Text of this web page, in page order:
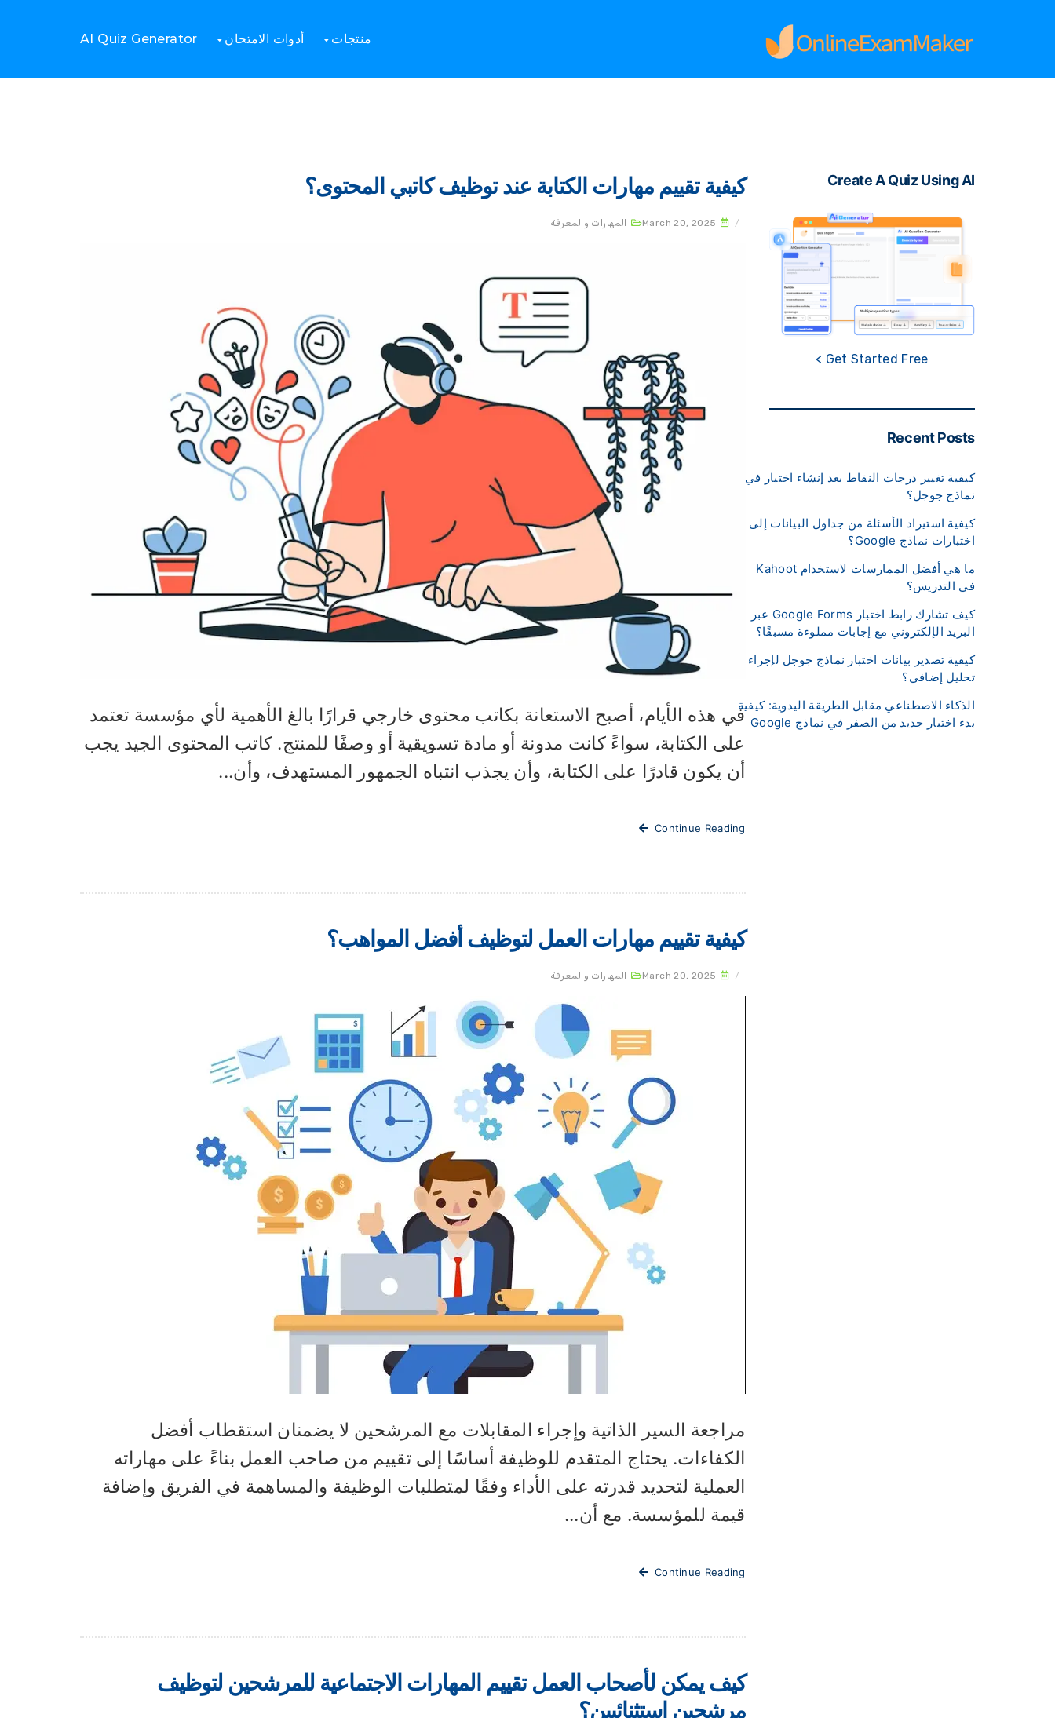
منتجات أدوات الامتحان AI Quiz Generator
كيفية تقييم مهارات الكتابة عند توظيف كاتبي المحتوى؟
March 20, 2025 / المهارات والمعرفة
في هذه الأيام، أصبح الاستعانة بكاتب محتوى خارجي قرارًا بالغ الأهمية لأي مؤسسة تعتمد
على الكتابة، سواءً كانت مدونة أو مادة تسويقية أو وصفًا للمنتج. كاتب المحتوى الجيد يجب
أن يكون قادرًا على الكتابة، وأن يجذب انتباه الجمهور المستهدف، وأن...
Continue Reading
كيفية تقييم مهارات العمل لتوظيف أفضل المواهب؟
March 20, 2025 / المهارات والمعرفة
مراجعة السير الذاتية وإجراء المقابلات مع المرشحين لا يضمنان استقطاب أفضل
الكفاءات. يحتاج المتقدم للوظيفة أساسًا إلى تقييم من صاحب العمل بناءً على مهاراته
العملية لتحديد قدرته على الأداء وفقًا لمتطلبات الوظيفة والمساهمة في الفريق وإضافة
قيمة للمؤسسة. مع أن...
Continue Reading
كيف يمكن لأصحاب العمل تقييم المهارات الاجتماعية للمرشحين لتوظيف
مرشحين استثنائيين؟
Create A Quiz Using AI
Get Started Free >
Recent Posts
كيفية تغيير درجات النقاط بعد إنشاء اختبار في
نماذج جوجل؟
كيفية استيراد الأسئلة من جداول البيانات إلى
اختبارات نماذج Google؟
ما هي أفضل الممارسات لاستخدام Kahoot
في التدريس؟
كيف تشارك رابط اختبار Google Forms عبر
البريد الإلكتروني مع إجابات مملوءة مسبقًا؟
كيفية تصدير بيانات اختبار نماذج جوجل لإجراء
تحليل إضافي؟
الذكاء الاصطناعي مقابل الطريقة اليدوية: كيفية
بدء اختبار جديد من الصفر في نماذج Google